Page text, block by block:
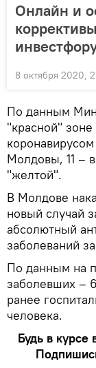
Онлайн и
8 октября 2020,
По данным
"красной"
Молдовы, 11 –
"желтой".
В Молдове
новый случай
абсолютный
заболеваний
По данным на
заболевших –
ранее
человека.
Будь в курсе